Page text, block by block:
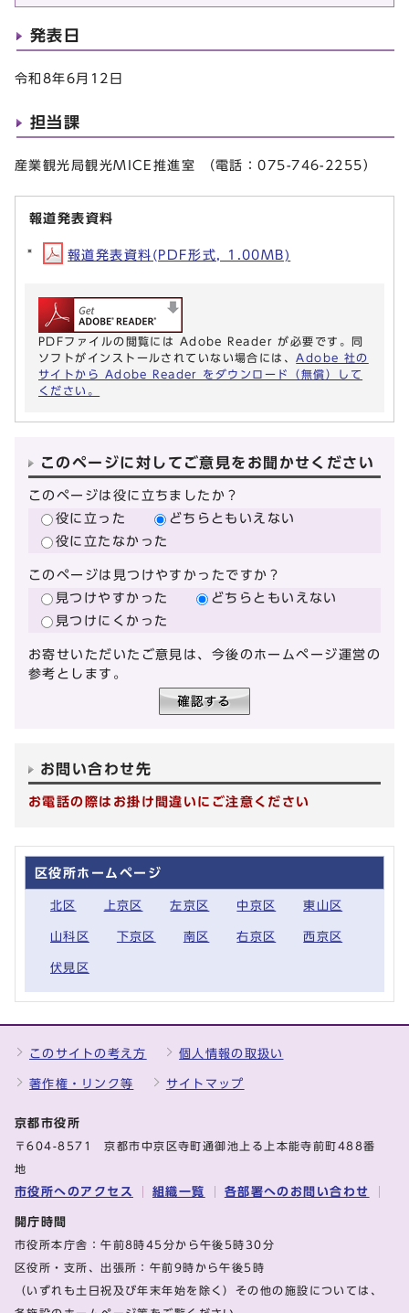
発表日
令和8年6月12日
担当課
産業観光局観光MICE推進室 （電話：075-746-2255）
報道発表資料
報道発表資料(PDF形式, 1.00MB)
PDFファイルの閲覧には Adobe Reader が必要です。同
ソフトがインストールされていない場合には、 Adobe 社の
サイトから Adobe Reader をダウンロード（無償）して
ください。
このページに対してご意見をお聞かせください
このページは役に立ちましたか？
役に立った
どちらともいえない
役に立たなかった
このページは見つけやすかったですか？
見つけやすかった
どちらともいえない
見つけにくかった
お寄せいただいたご意見は、今後のホームページ運営の
参考とします。
お問い合わせ先
お電話の際はお掛け間違いにご注意ください
区役所ホームページ
北区 上京区 左京区 中京区 東山区
山科区 下京区 南区 右京区 西京区
伏見区
このサイトの考え方 個人情報の取扱い
著作権・リンク等 サイトマップ
京都市役所
〒604-8571 京都市中京区寺町通御池上る上本能寺前町488番
地
市役所へのアクセス 組織一覧 各部署へのお問い合わせ
開庁時間
市役所本庁舎：午前8時45分から午後5時30分
区役所・支所、出張所：午前9時から午後5時
（いずれも土日祝及び年末年始を除く）その他の施設については、